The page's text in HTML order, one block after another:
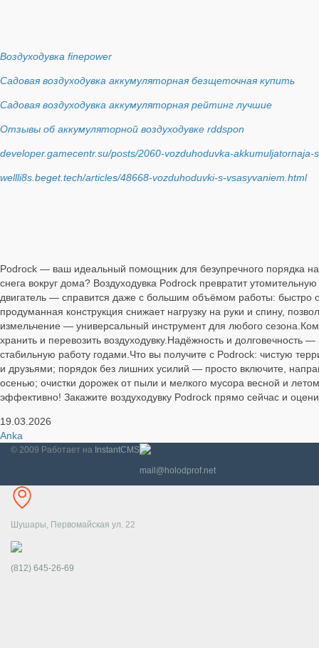
Воздуходувка finepower
Садовая воздуходувка аккумуляторная безщеточная купить
Садовая воздуходувка аккумуляторная рейтинг лучшие
Отзывы об аккумуляторной воздуходувке rddspon
developer.gamecentr.su/posts/2060-vozduhoduvka-akkumuljatornaja-
wellli8s.beget.tech/articles/48668-vozduhoduvki-s-vsasyvaniem.html
Podrock — ваш идеальный помощник для безупречного порядка на
снега вокруг дома? Воздуходувка Podrock превратит
двигатель — справится даже с большим объёмом работы: быстро
продуманная конструкция снижает нагрузку на руки и спину,
измельчение — универсальный инструмент для любого
хранить и перевозить воздуходувку.Надёжность и долговечность
стабильную работу годами.Что вы получите с Podrock: чистую
и друзьями; порядок без лишних усилий — просто включите,
осенью; очистки дорожек от пыли и мелкого мусора весной и
эффективно! Закажите воздуходувку Podrock прямо сейчас и
19.03.2026
Anka
© 2009 Работает на InstantCMS
mail@holodprof.net
Шушары, Первомайская ул. 22
(812) 645-26-69